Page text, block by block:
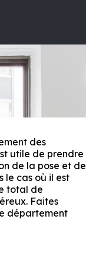
des
utile de prendre
de la pose et de
le cas où il est
total de
Faites
département